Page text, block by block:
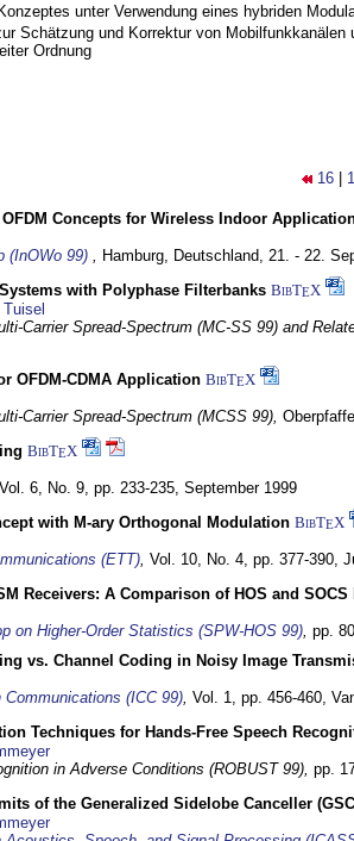
unter Verwendung eines hybriden
Schätzung und Korrektur von
Ordnung
16
Concepts for Wireless Indoor
(InOWo 99) , Hamburg, Deutschland, 21. - 22.
with Polyphase Filterbanks BibTEX
Tuisel
Carrier Spread-Spectrum (MC-SS 99) and
OFDM-CDMA Application BibTEX
Carrier Spread-Spectrum (MCSS 99),
BibTEX
Vol. 6, No. 9, pp. 233-235, September 1999
with M-ary Orthogonal Modulation BibTEX
(ETT), Vol. 10, No. 4, pp. 377-390,
Receivers: A Comparison of HOS and SOCS
on Higher-Order Statistics (SPW-HOS 99), pp.
vs. Channel Coding in Noisy Image
(ICC 99), Vol. 1, pp. 456-460,
Techniques for Hands-Free Speech
in Adverse Conditions (ROBUST 99), pp.
of the Generalized Sidelobe Canceller